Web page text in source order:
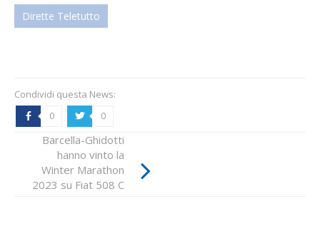
Condividi questa News:
b 0 a 0
La 35ª edizione ai
nastri di partenza
con 124 vetture:
ecco l'elenco degli
Barcella-Ghidotti
hanno vinto la
Winter Marathon
2023 su Fiat 508 C